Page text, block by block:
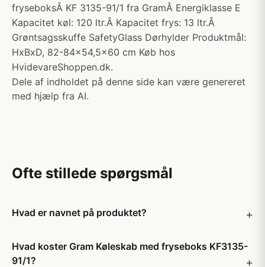
fryseboksÂ KF 3135-91/1 fra GramÂ Energiklasse E
Kapacitet køl: 120 ltr.Â Kapacitet frys: 13 ltr.Â
Grøntsagsskuffe SafetyGlass Dørhylder Produktmål:
HxBxD, 82-84x54,5x60 cm Køb hos
HvidevareShoppen.dk.
Dele af indholdet på denne side kan være genereret
med hjælp fra AI.
Ofte stillede spørgsmål
Hvad er navnet på produktet?
Hvad koster Gram Køleskab med fryseboks KF3135-
91/1?